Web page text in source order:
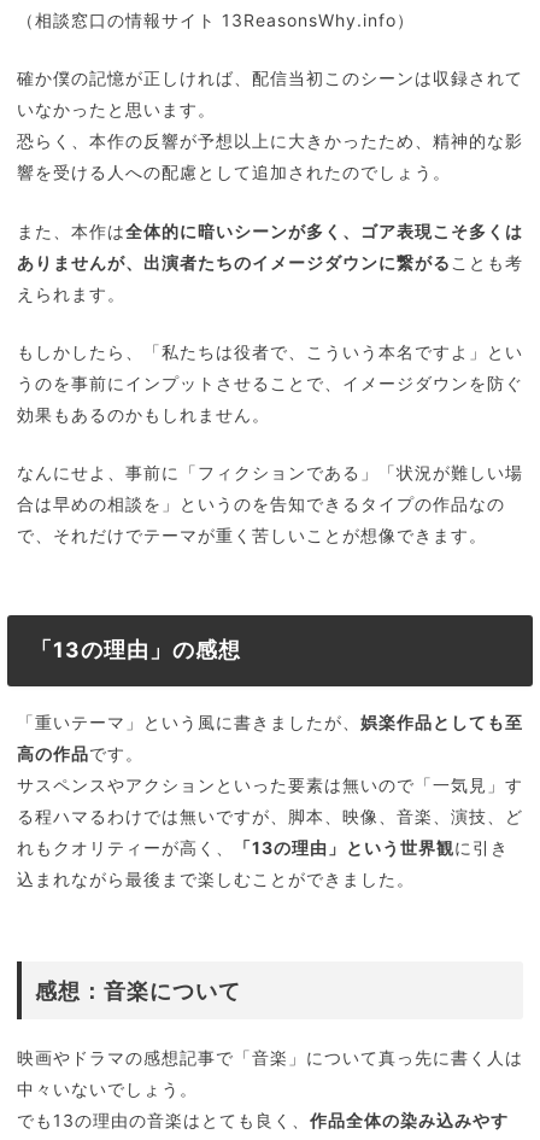
（相談窓口の情報サイト 13ReasonsWhy.info）
確か僕の記憶が正しければ、配信当初このシーンは収録されて
いなかったと思います。
恐らく、本作の反響が予想以上に大きかったため、精神的な影
響を受ける人への配慮として追加されたのでしょう。
また、本作は全体的に暗いシーンが多く、ゴア表現こそ多くは
ありませんが、出演者たちのイメージダウンに繋がる ことも考
えられます。
もしかしたら、「私たちは役者で、こういう本名ですよ」とい
うのを事前にインプットさせることで、イメージダウンを防ぐ
効果もあるのかもしれません。
なんにせよ、事前に「フィクションである」「状況が難しい場
合は早めの相談を」というのを告知できるタイプの作品なの
で、それだけでテーマが重く苦しいことが想像できます。
「13の理由」の感想
「重いテーマ」という風に書きましたが、 娯楽作品としても至
高の作品です。
サスペンスやアクションといった要素は無いので「一気見」す
る程ハマるわけでは無いですが、脚本、映像、音楽、演技、ど
れもクオリティーが高く、
「13の理由」という世界観に引き
込まれながら最後まで楽しむことができました。
感想：音楽について
映画やドラマの感想記事で「音楽」について真っ先に書く人は
中々いないでしょう。
でも13の理由の音楽はとても良く、 作品全体の染み込みやす